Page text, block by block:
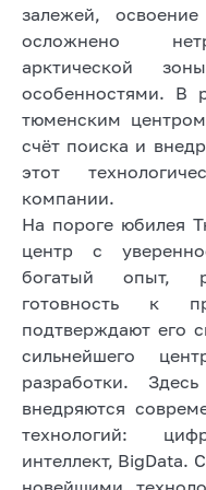
залежей,
осложнено
арктической
особенностями. В
тюменским
счёт поиска и
этот
компании.
На пороге юбилея
центр с
богатый опыт,
готовность к
подтверждают его
сильнейшего
разработки.
внедряются
технологий:
интеллект, BigData.